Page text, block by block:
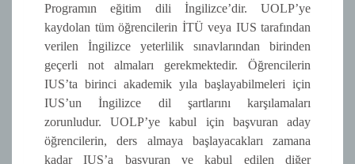
Programın eğitim dili İngilizce’dir. UOLP’ye
kaydolan tüm öğrencilerin İTÜ veya IUS tarafından
verilen İngilizce yeterlilik sınavlarından birinden
geçerli not almaları gerekmektedir. Öğrencilerin
IUS’ta birinci akademik yıla başlayabilmeleri için
IUS’un İngilizce dil şartlarını karşılamaları
zorunludur. UOLP’ye kabul için başvuran aday
öğrencilerin, ders almaya başlayacakları zamana
kadar IUS’a başvuran ve kabul edilen diğer